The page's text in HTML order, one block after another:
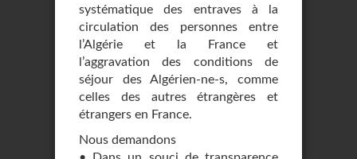
systématique des entraves à la
circulation des personnes entre
l’Algérie et la France et
l’aggravation des conditions de
séjour des Algérien-ne-s, comme
celles des autres étrangères et
étrangers en France.
Nous demandons